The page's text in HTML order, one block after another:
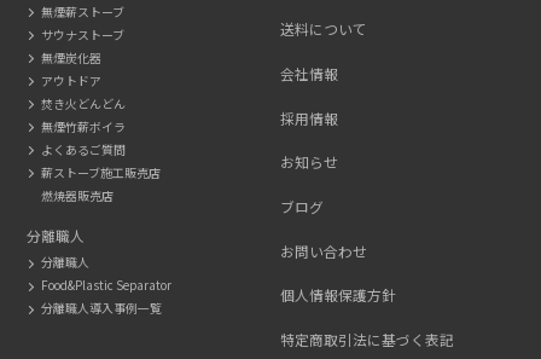
無煙薪ストーブ
サウナストーブ
無煙炭化器
アウトドア
焚き火どんどん
無煙竹薪ボイラ
よくあるご質問
薪ストーブ施工販売店
燃焼器販売店
分離職人
分離職人
Food&Plastic Separator
分離職人導入事例一覧
送料について
会社情報
採用情報
お知らせ
ブログ
お問い合わせ
個人情報保護方針
特定商取引法に基づく表記